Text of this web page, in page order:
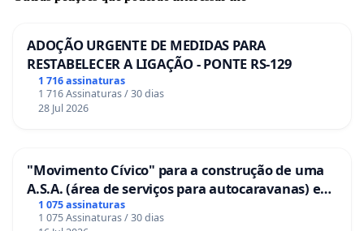
ADOÇÃO URGENTE DE MEDIDAS PARA
RESTABELECER A LIGAÇÃO - PONTE RS-129
1 716 assinaturas
1 716 Assinaturas / 30 dias
28 Jul 2026
"Movimento Cívico" para a construção de uma
A.S.A. (área de serviços para autocaravanas) em
Coimbra
1 075 assinaturas
1 075 Assinaturas / 30 dias